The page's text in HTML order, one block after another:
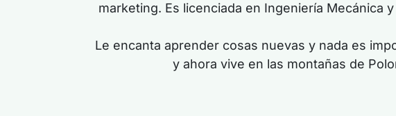
marketing. Es licenciada en Ingeniería Mecánica
Le encanta aprender cosas nuevas y nada es
y ahora vive en las montañas de